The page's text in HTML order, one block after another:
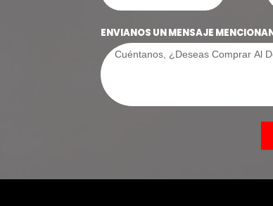
ENVIANOS UN MENSAJE